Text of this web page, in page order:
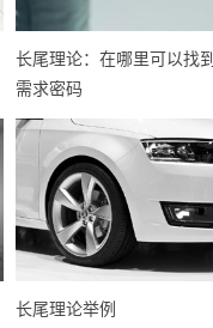
长尾理论：在哪里可以找到
需求密码
长尾理论举例